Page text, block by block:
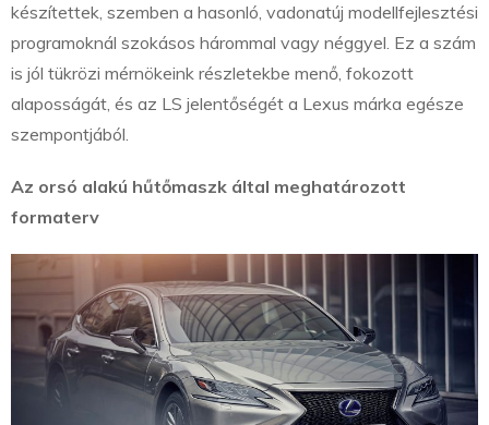
készítettek, szemben a hasonló, vadonatúj modellfejlesztési
programoknál szokásos hárommal vagy néggyel. Ez a szám
is jól tükrözi mérnökeink részletekbe menő, fokozott
alaposságát, és az LS jelentőségét a Lexus márka egésze
szempontjából.
Az orsó alakú hűtőmaszk által meghatározott
formaterv